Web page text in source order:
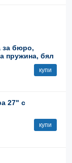
за бюро,
пружина, бял
купи
27" с
купи